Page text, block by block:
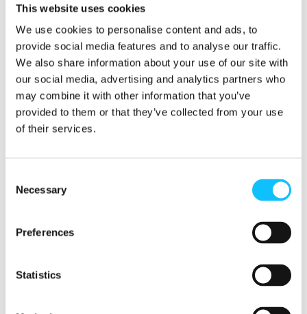
This website uses cookies
We use cookies to personalise content and ads, to
provide social media features and to analyse our traffic.
We also share information about your use of our site with
our social media, advertising and analytics partners who
may combine it with other information that you’ve
provided to them or that they’ve collected from your use
of their services.
Selection
Necessary
Preferences
Statistics
Ulkoministeriö on osallistanut suomalaisia
toteutuksessa, mutta Afrikassa järjestöjen on
ollut vaikeampi saada ääntään kuuluviin.
Tasa-arvoinen, vastavuoroinen kumppanuus
edellyttää, että myös kansalaisyhteiskuntaa
kuullaan kauppaan ja investointeihin liittyvissä
päätöksissä sekä etelässä että pohjoisessa.
EU:n ja Afrikan johtajien huippukokouksessa